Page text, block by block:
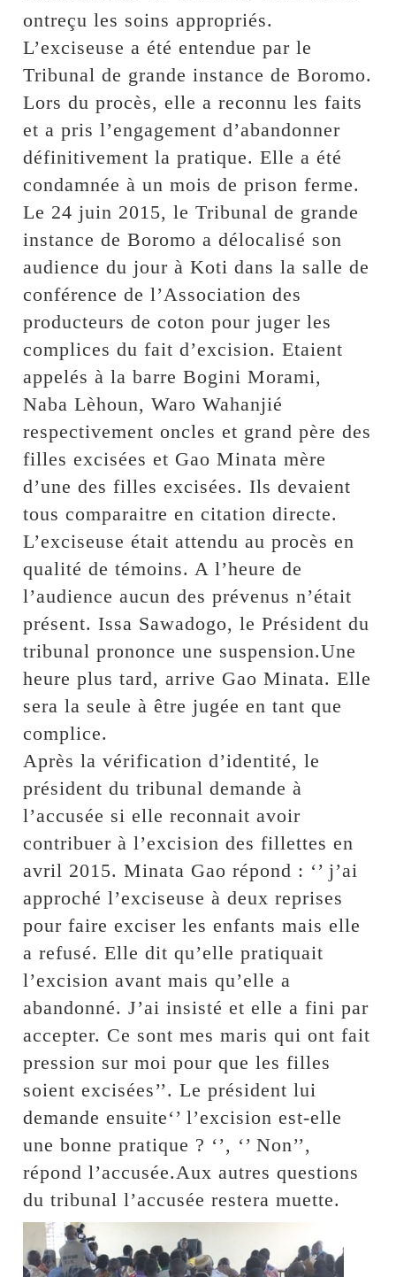
ontreçu les soins appropriés.
L’exciseuse a été entendue par le
Tribunal de grande instance de Boromo.
Lors du procès, elle a reconnu les faits
et a pris l’engagement d’abandonner
définitivement la pratique. Elle a été
condamnée à un mois de prison ferme.
Le 24 juin 2015, le Tribunal de grande
instance de Boromo a délocalisé son
audience du jour à Koti dans la salle de
conférence de l’Association des
producteurs de coton pour juger les
complices du fait d’excision. Etaient
appelés à la barre Bogini Morami,
Naba Lèhoun, Waro Wahanjié
respectivement oncles et grand père des
filles excisées et Gao Minata mère
d’une des filles excisées. Ils devaient
tous comparaitre en citation directe.
L’exciseuse était attendu au procès en
qualité de témoins. A l’heure de
l’audience aucun des prévenus n’était
présent. Issa Sawadogo, le Président du
tribunal prononce une suspension.Une
heure plus tard, arrive Gao Minata. Elle
sera la seule à être jugée en tant que
complice.
Après la vérification d’identité, le
président du tribunal demande à
l’accusée si elle reconnait avoir
contribuer à l’excision des fillettes en
avril 2015. Minata Gao répond : ‘’ j’ai
approché l’exciseuse à deux reprises
pour faire exciser les enfants mais elle
a refusé. Elle dit qu’elle pratiquait
l’excision avant mais qu’elle a
abandonné. J’ai insisté et elle a fini par
accepter. Ce sont mes maris qui ont fait
pression sur moi pour que les filles
soient excisées’’. Le président lui
demande ensuite‘’ l’excision est-elle
une bonne pratique ? ‘’, ‘’ Non’’,
répond l’accusée.Aux autres questions
du tribunal l’accusée restera muette.